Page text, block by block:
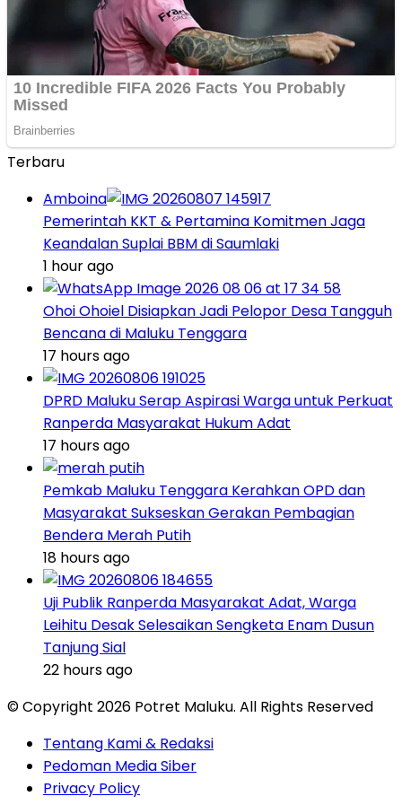
Terbaru
Amboina
Pemerintah KKT & Pertamina Komitmen Jaga
Keandalan Suplai BBM di Saumlaki
1 hour ago
Ohoi Ohoiel Disiapkan Jadi Pelopor Desa Tangguh
Bencana di Maluku Tenggara
17 hours ago
DPRD Maluku Serap Aspirasi Warga untuk Perkuat
Ranperda Masyarakat Hukum Adat
17 hours ago
Pemkab Maluku Tenggara Kerahkan OPD dan
Masyarakat Sukseskan Gerakan Pembagian
Bendera Merah Putih
18 hours ago
Uji Publik Ranperda Masyarakat Adat, Warga
Leihitu Desak Selesaikan Sengketa Enam Dusun
Tanjung Sial
22 hours ago
© Copyright 2026 Potret Maluku. All Rights Reserved
Tentang Kami & Redaksi
Pedoman Media Siber
Privacy Policy